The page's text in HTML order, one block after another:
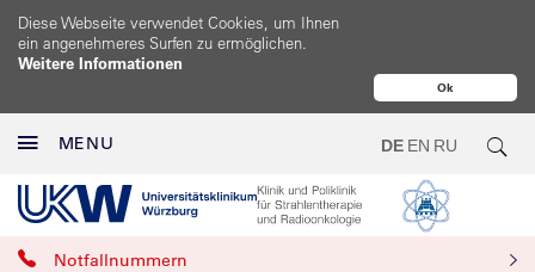
Ok
Diese Webseite verwendet Cookies, um Ihnen
ein angenehmeres Surfen zu ermöglichen.
Weitere Informationen
MENU DE EN RU
Notfallnummern